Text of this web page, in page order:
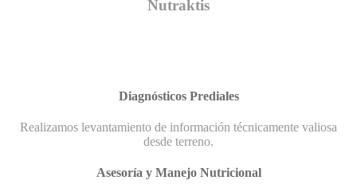
Nutraktis
Diagnósticos Prediales
Realizamos levantamiento de información técnicamente valiosa
desde terreno.
Asesoría y Manejo Nutricional